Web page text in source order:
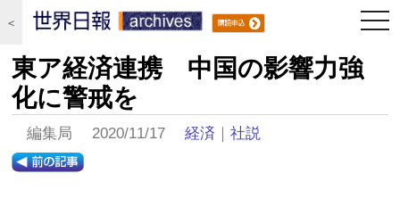
＜
東ア経済連携 中国の影響力強
化に警戒を
編集局 2020/11/17経済 ｜社説